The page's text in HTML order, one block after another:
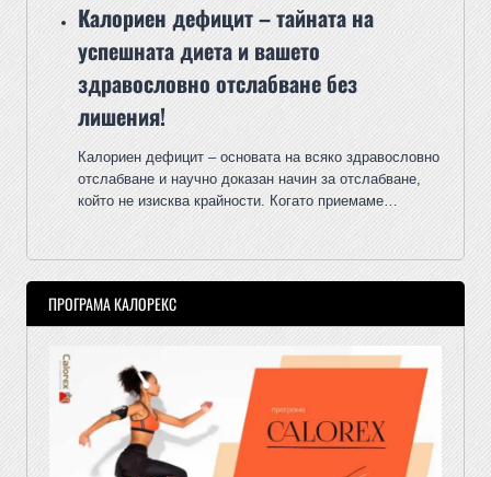
Калориен дефицит – тайната на
успешната диета и вашето
здравословно отслабване без
лишения!
Калориен дефицит – основата на всяко здравословно
отслабване и научно доказан начин за отслабване,
който не изисква крайности. Когато приемаме…
ПРОГРАМА КАЛОРЕКС